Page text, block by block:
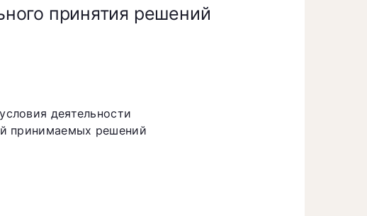
принятия решений
деятельности
принимаемых решений